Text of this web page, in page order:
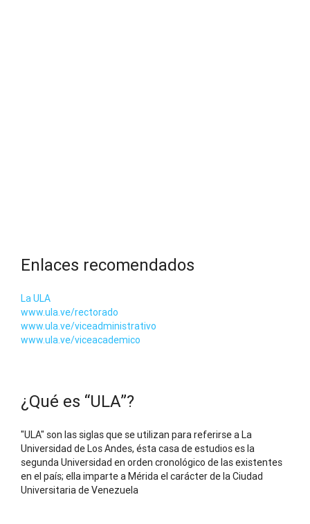
Enlaces recomendados
La ULA
www.ula.ve/rectorado
www.ula.ve/viceadministrativo
www.ula.ve/viceacademico
¿Qué es “ULA”?
"ULA" son las siglas que se utilizan para referirse a La
Universidad de Los Andes, ésta casa de estudios es la
segunda Universidad en orden cronológico de las existentes
en el país; ella imparte a Mérida el carácter de la Ciudad
Universitaria de Venezuela